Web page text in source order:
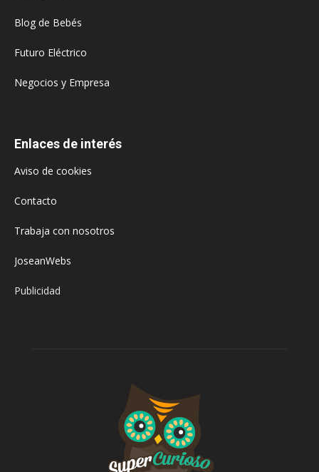
Blog de Bebés
Futuro Eléctrico
Negocios y Empresa
Enlaces de interés
Aviso de cookies
Contacto
Trabaja con nosotros
JoseanWebs
Publicidad